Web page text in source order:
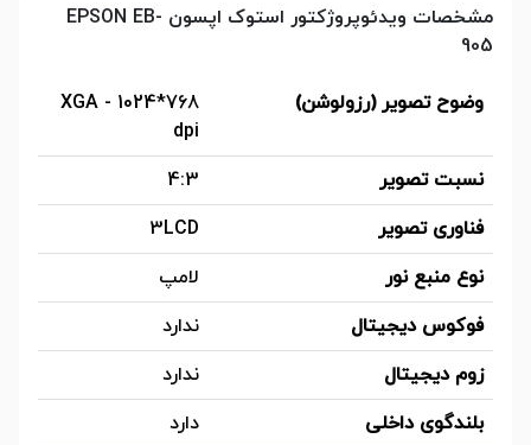
مشخصات ویدئوپروژکتور استوک اپسون EPSON EB-
905
وضوح تصویر (رزولوشن)
XGA - 1024*768
dpi
نسبت تصویر
4:3
فناوری تصویر
3LCD
نوع منبع نور
لامپ
فوکوس دیجیتال
ندارد
زوم دیجیتال
ندارد
بلندگوی داخلی
دارد